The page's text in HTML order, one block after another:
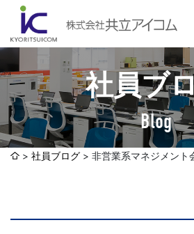
社員ブ
Blog
会社概要
社長挨拶
企業理念
沿革
認証取得
SDGsへの取り組み
選ばれる理由
サービス紹介
Web制作・ホームペ
システム開発
制作実績
社員ブログ 非営業系マネジメント